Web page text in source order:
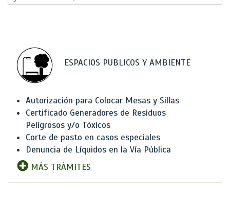
ESPACIOS PUBLICOS Y AMBIENTE
Autorización para Colocar Mesas y Sillas
Certificado Generadores de Residuos
Peligrosos y/o Tóxicos
Corte de pasto en casos especiales
Denuncia de Líquidos en la Vía Pública
MÁS TRÁMITES